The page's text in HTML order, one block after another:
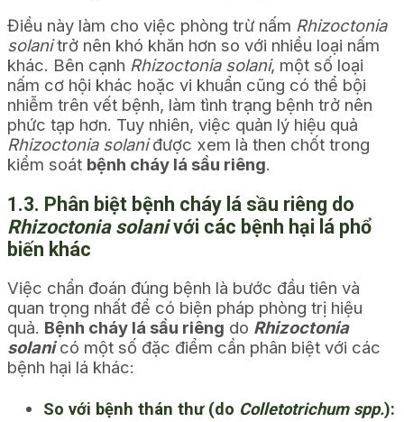
Điều này làm cho việc phòng trừ nấm Rhizoctonia
solanitrở nên khó khăn hơn so với nhiều loại nấm
khác. Bên cạnh Rhizoctonia solani, một số loại
nấm cơ hội khác hoặc vi khuẩn cũng có thể bội
nhiễm trên vết bệnh, làm tình trạng bệnh trở nên
phức tạp hơn. Tuy nhiên, việc quản lý hiệu quả
Rhizoctonia solaniđược xem là then chốt trong
kiểm soát bệnh cháy lá sầu riêng.
1.3. Phân biệt bệnh cháy lá sầu riêng do
Rhizoctonia solanivới các bệnh hại lá phổ
biến khác
Việc chẩn đoán đúng bệnh là bước đầu tiên và
quan trọng nhất để có biện pháp phòng trị hiệu
quả. Bệnh cháy lá sầu riêng do Rhizoctonia
solanicó một số đặc điểm cần phân biệt với các
bệnh hại lá khác:
So với bệnh thán thư (do Colletotrichum spp.):